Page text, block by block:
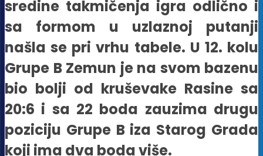
sredine takmičenja igra odlično i
sa formom u uzlaznoj putanji
našla se pri vrhu tabele. U 12. kolu
Grupe B Zemun je na svom bazenu
bio bolji od kruševake Rasine sa
20:6 i sa 22 boda zauzima drugu
poziciju Grupe B iza Starog Grada
koji ima dva boda više.